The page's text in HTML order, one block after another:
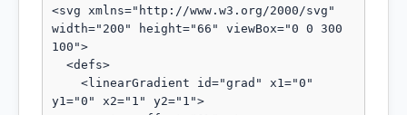
<svg xmlns="http://www.w3.org/2000/svg"
width="200" height="66" viewBox="0 0 300
100">
y1="0" x2="1" y2="1">